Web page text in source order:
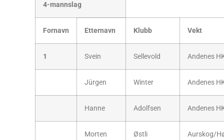
4-mannslag
Fornavn Etternavn Klubb Vekt
1 Svein Sellevold Andenes
Jürgen Winter Andenes
Hanne Adolfsen Andenes
Morten Østli
Aurskog/